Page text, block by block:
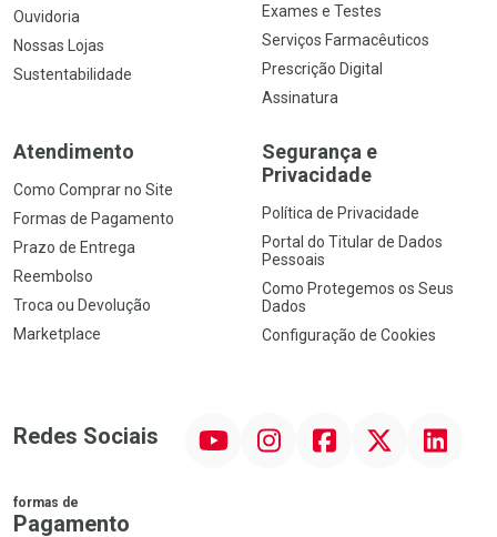
Ouvidoria
Nossas Lojas
Sustentabilidade
Exames e Testes
Serviços Farmacêuticos
Prescrição Digital
Assinatura
Atendimento
Como Comprar no Site
Formas de Pagamento
Prazo de Entrega
Reembolso
Troca ou Devolução
Marketplace
Segurança e
Privacidade
Política de Privacidade
Portal do Titular de Dados
Pessoais
Como Protegemos os Seus
Dados
Configuração de Cookies
Redes Sociais InstagramFacebook Linkedin
formas de
Pagamento